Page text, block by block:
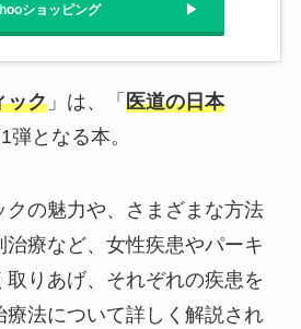
ショッピング
ック」は、「 医道の日本
弾となる本。
クの魅力や、さまざまな方法
治療など、女性疾患やパーキ
取りあげ、それぞれの疾患を
法について詳しく解説され